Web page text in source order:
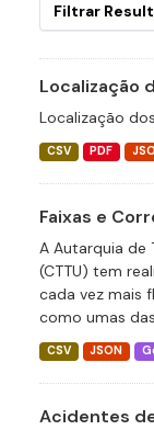
Filtrar
Localização
Localização
CSV PDF
Faixas e
A Autarquia de
(CTTU) tem
cada vez mais
como umas
CSV JSON
Acidentes